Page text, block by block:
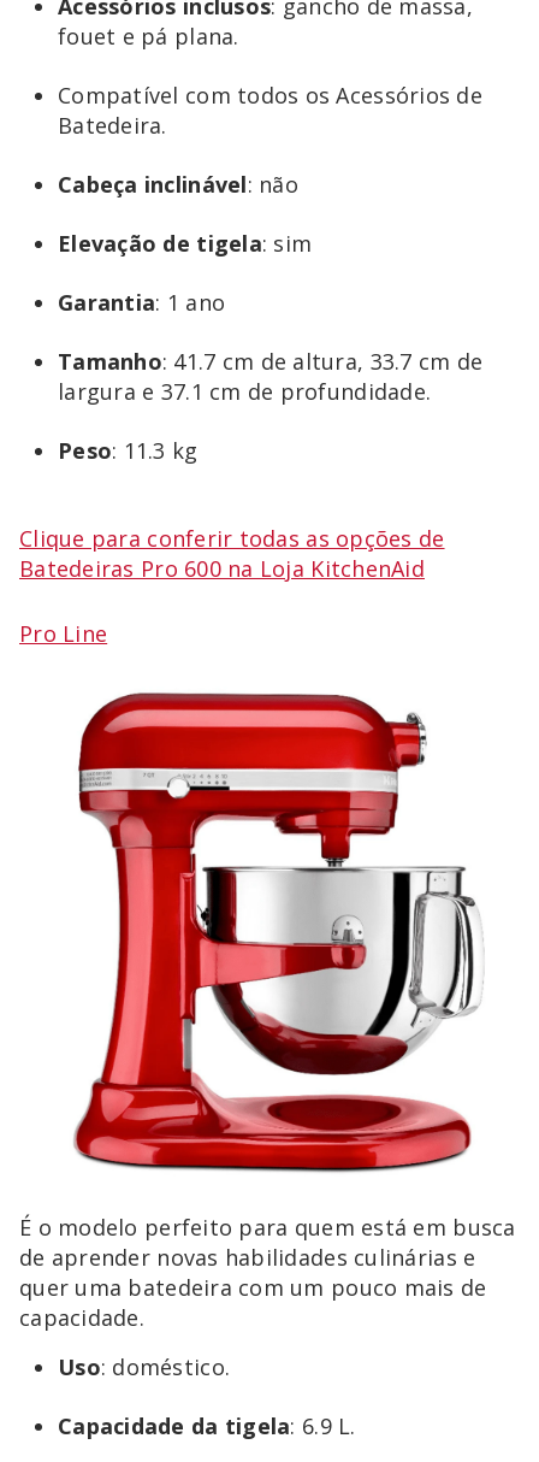
fouet e pá plana.
Compatível com todos os Acessórios de
Batedeira.
Cabeça inclinável: não
Elevação de tigela: sim
Garantia: 1 ano
Tamanho: 41.7 cm de altura, 33.7 cm de
largura e 37.1 cm de profundidade.
Peso: 11.3 kg
Clique para conferir todas as opções de
Batedeiras Pro 600 na Loja KitchenAid
Pro Line
É o modelo perfeito para quem está em busca
de aprender novas habilidades culinárias e
quer uma batedeira com um pouco mais de
capacidade.
Uso: doméstico.
Capacidade da tigela: 6.9 L.